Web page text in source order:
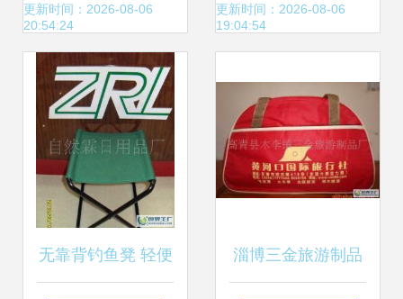
梁
更新时间：2026-08-06
20:54:24
深耕高原旅游，服
更新时间：2026-08-06
19:04:54
无靠背钓鱼凳 轻便 淄博三金旅游制品